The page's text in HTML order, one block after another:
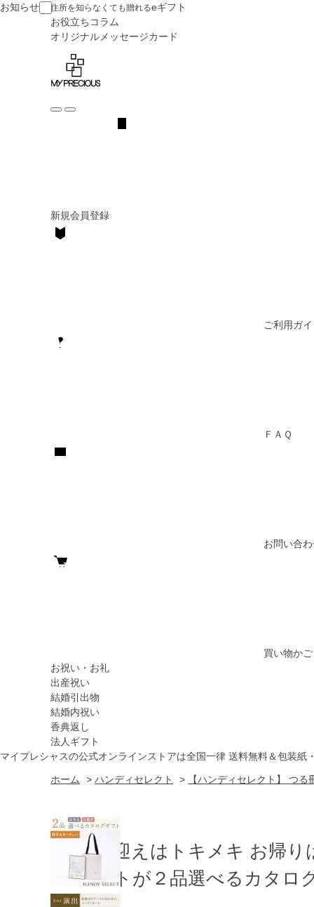
住所を知らなくても贈れるeギフト
お役立ちコラム
オリジナル メッセージカード
新規会員登録
ご利用ガ
ＦＡＱ
お問い合
買い物かご
お祝い・お礼
出産祝い
結婚引出物
結婚内祝い
香典返し
法人ギフト
マイプレシャスの公式オンラインストアは全国一律 送料無料＆包装紙
お知らせ
ホーム > ハンディセレクト > 【ハンディセレクト】 つる
お出迎えはトキメキ お帰り
ゲストが２品選べるカタロ